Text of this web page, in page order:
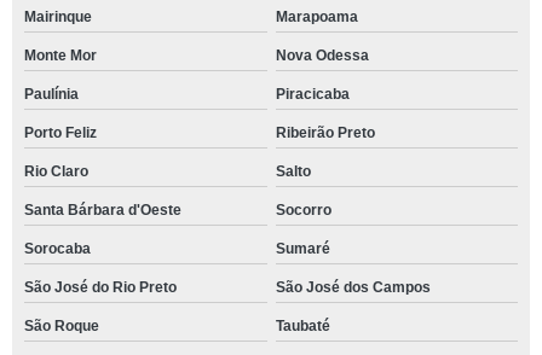
Mairinque Marapoama
Monte Mor Nova Odessa
Paulínia Piracicaba
Porto Feliz Ribeirão Preto
Rio Claro Salto
Santa Bárbara d'Oeste Socorro
Sorocaba Sumaré
São José do Rio Preto São José dos Campos
São Roque Taubaté